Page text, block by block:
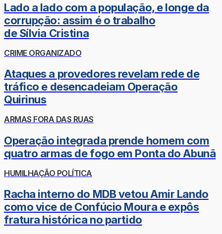
Lado a lado com a população, e longe da
corrupção: assim é o trabalho
de Sílvia Cristina
CRIME ORGANIZADO
Ataques a provedores revelam rede de
tráfico e desencadeiam Operação
Quirinus
ARMAS FORA DAS RUAS
Operação integrada prende homem com
quatro armas de fogo em Ponta do Abunã
HUMILHAÇÃO POLÍTICA
Racha interno do MDB vetou Amir Lando
como vice de Confúcio Moura e expôs
fratura histórica no partido